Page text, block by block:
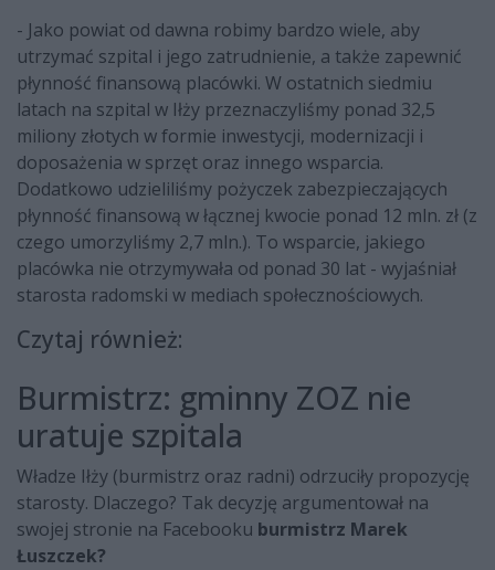
- Jako powiat od dawna robimy bardzo wiele, aby
utrzymać szpital i jego zatrudnienie, a także zapewnić
płynność finansową placówki. W ostatnich siedmiu
latach na szpital w Iłży przeznaczyliśmy ponad 32,5
miliony złotych w formie inwestycji, modernizacji i
doposażenia w sprzęt oraz innego wsparcia.
Dodatkowo udzieliliśmy pożyczek zabezpieczających
płynność finansową w łącznej kwocie ponad 12 mln. zł (z
czego umorzyliśmy 2,7 mln.). To wsparcie, jakiego
placówka nie otrzymywała od ponad 30 lat - wyjaśniał
starosta radomski w mediach społecznościowych.
Czytaj również:
Burmistrz: gminny ZOZ nie
uratuje szpitala
Władze Iłży (burmistrz oraz radni) odrzuciły propozycję
starosty. Dlaczego? Tak decyzję argumentował na
swojej stronie na Facebooku burmistrz Marek
Łuszczek?